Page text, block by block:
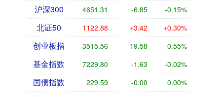
沪深300 4651.31 -6.85 -0.15%
北证50 1122.88 +3.42 +0.30%
创业板指 3515.56 -19.58 -0.55%
基金指数 7229.80 -1.63 -0.02%
国债指数 229.59 -0.00 0.00%